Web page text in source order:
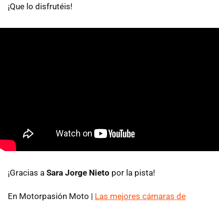
¡Que lo disfrutéis!
¡Gracias a Sara Jorge Nieto por la pista!
En Motorpasión Moto | Las mejores cámaras de